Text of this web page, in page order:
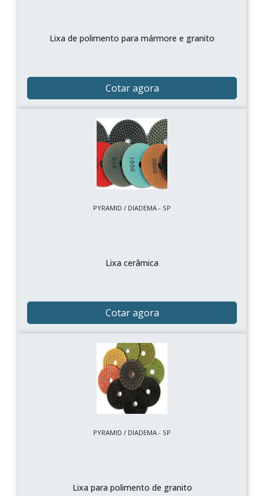
Lixa de polimento para mármore e granito
Cotar agora
PYRAMID / DIADEMA - SP
Lixa cerâmica
Cotar agora
PYRAMID / DIADEMA - SP
Lixa para polimento de granito